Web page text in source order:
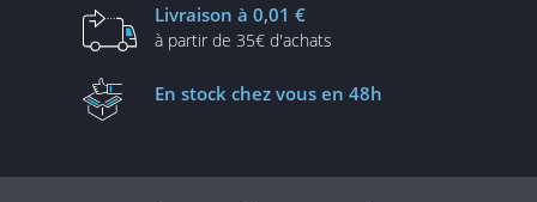
Livraison à 0,01 €
à partir de 35€ d'achats
En stock chez vous en 48h